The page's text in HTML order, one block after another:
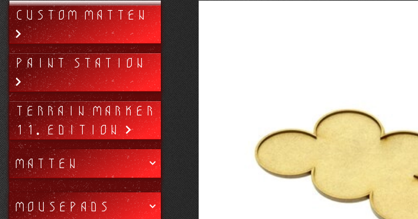
CUSTOM MATTEN
PAINT STATION
TERRAIN MARKER
11. EDITION
MATTEN
MOUSEPADS